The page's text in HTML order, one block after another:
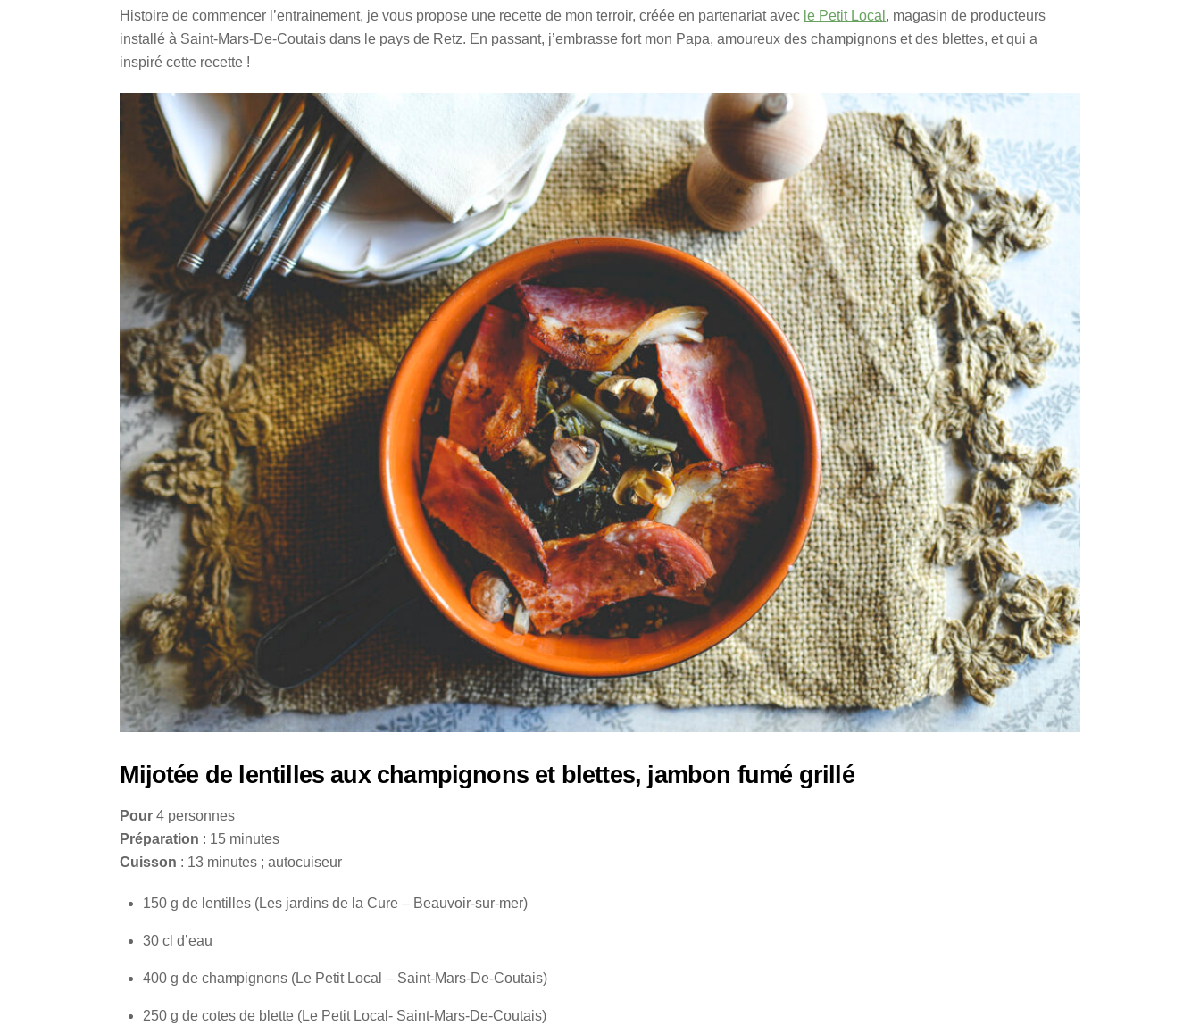
Histoire de commencer l’entrainement, je vous propose une recette de mon terroir, créée en partenariat avec le Petit Local , magasin de producteurs
installé à Saint-Mars-De-Coutais dans le pays de Retz. En passant, j’embrasse fort mon Papa, amoureux des champignons et des blettes, et qui a
inspiré cette recette !
Mijotée de lentilles aux champignons et blettes, jambon fumé grillé
Pour 4 personnes
Préparation : 15 minutes
Cuisson : 13 minutes ; autocuiseur
150 g de lentilles (Les jardins de la Cure – Beauvoir-sur-mer)
30 cl d’eau
400 g de champignons (Le Petit Local – Saint-Mars-De-Coutais)
250 g de cotes de blette (Le Petit Local- Saint-Mars-De-Coutais)